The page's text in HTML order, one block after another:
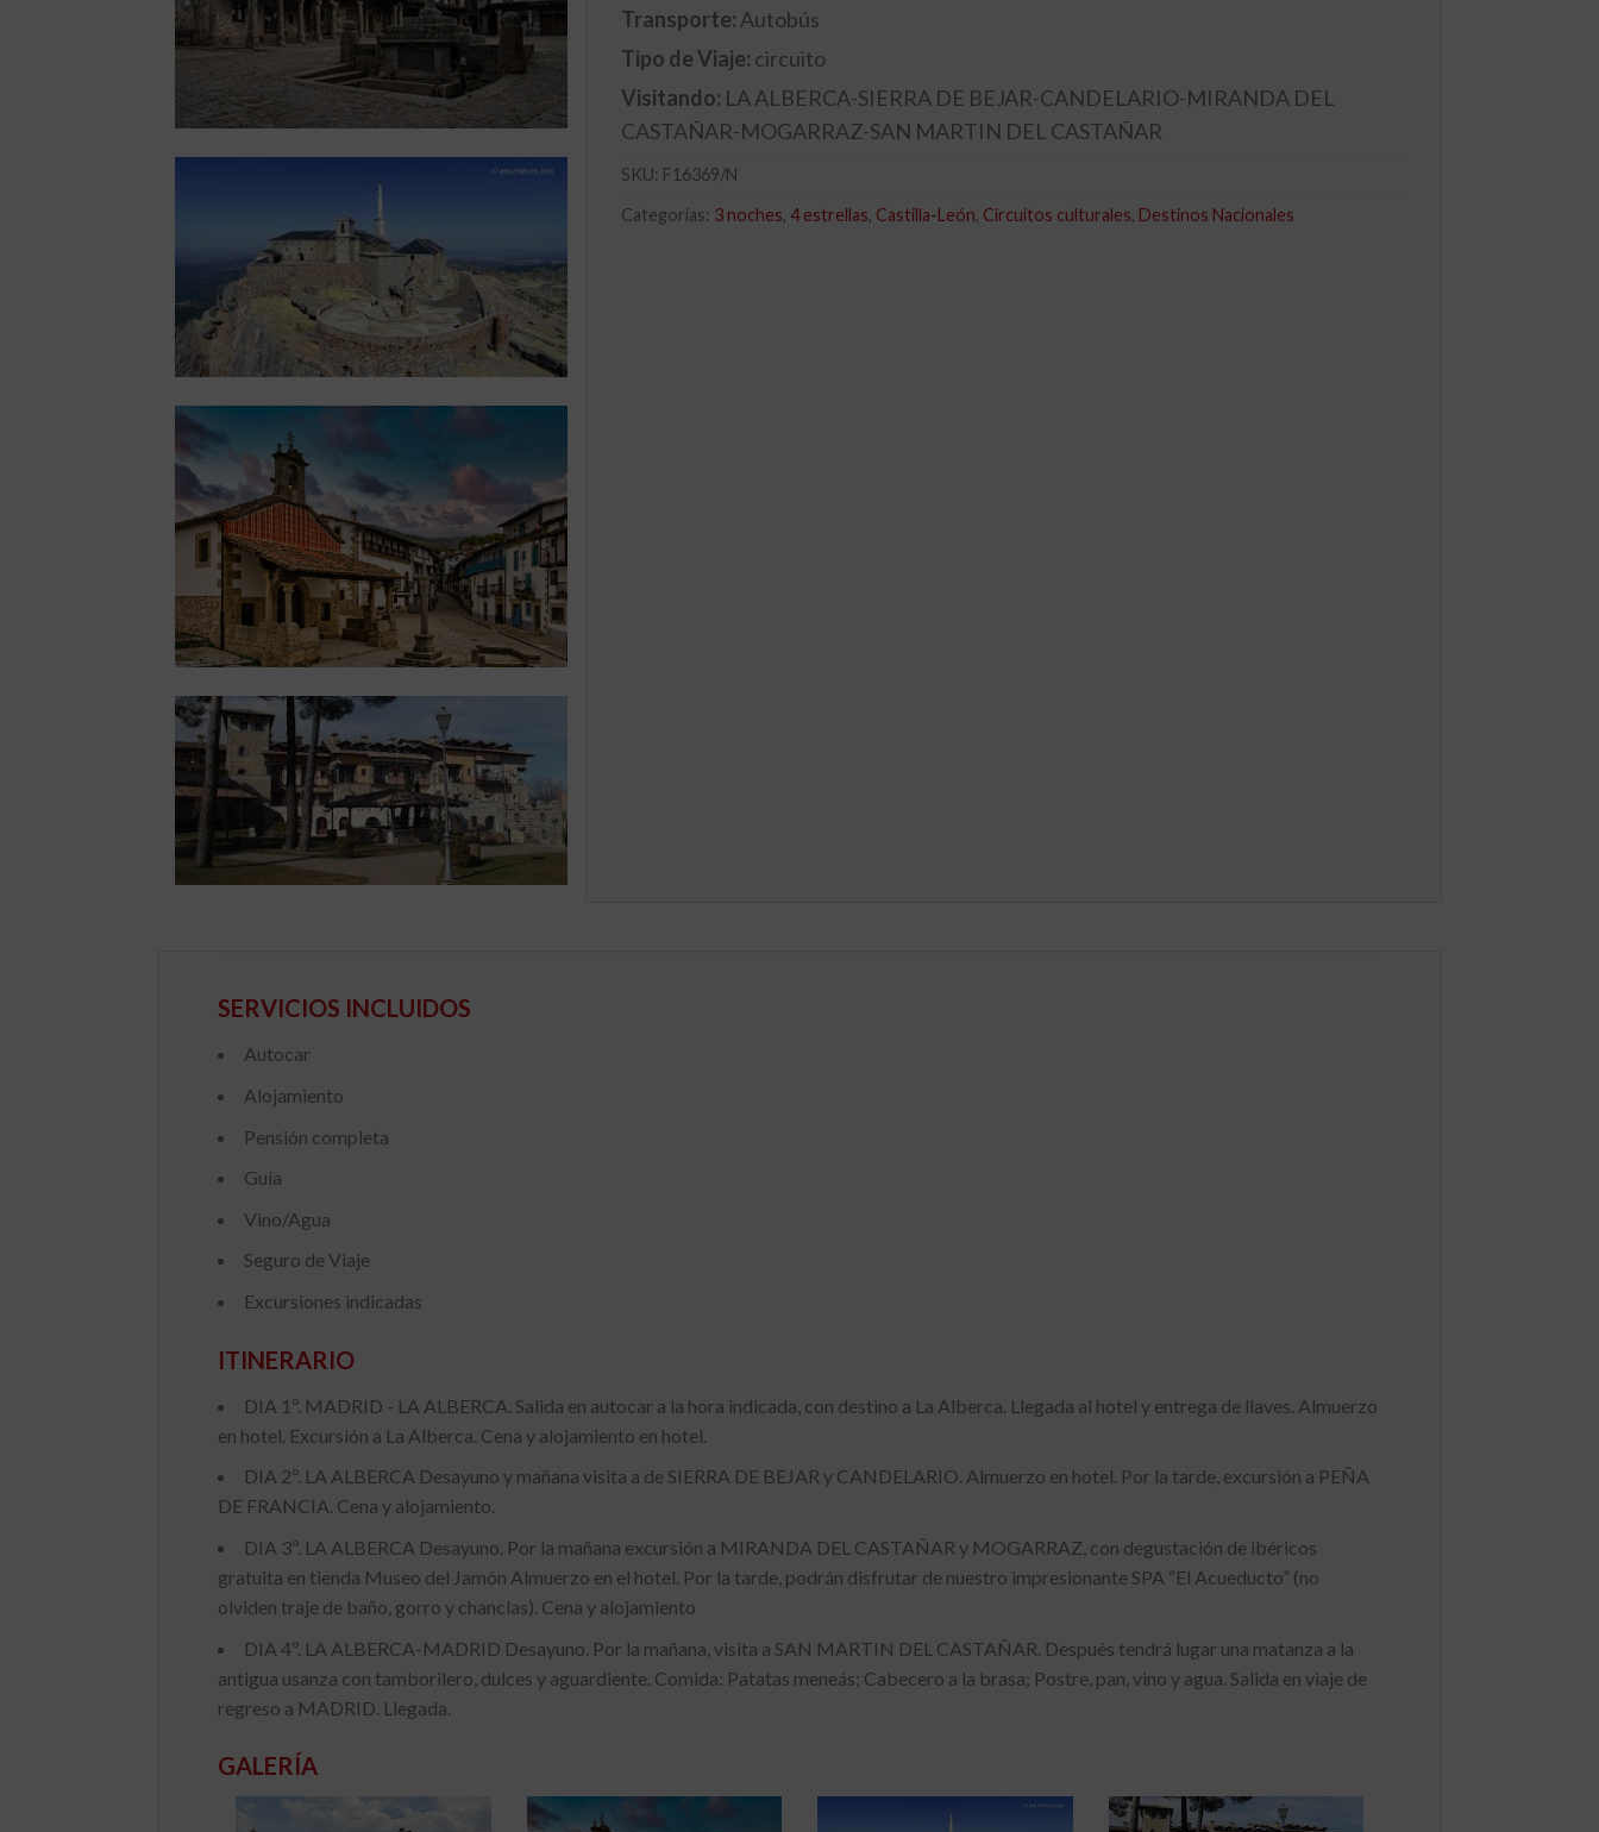
Transporte: Autobús
Tipo de Viaje: circuito
Visitando: LA ALBERCA-SIERRA DE BEJAR-CANDELARIO-MIRANDA DEL
CASTAÑAR-MOGARRAZ-SAN MARTIN DEL CASTAÑAR
SKU: F16369/N
Categorías: 3 noches, 4 estrellas, Castilla-León, Circuitos culturales, Destinos Nacionales
SERVICIOS INCLUIDOS
Autocar
Alojamiento
Pensión completa
Guía
Vino/Agua
Seguro de Viaje
Excursiones indicadas
ITINERARIO
DIA 1º. MADRID - LA ALBERCA. Salida en autocar a la hora indicada, con destino a La Alberca. Llegada al hotel y entrega de llaves. Almuerzo
en hotel. Excursión a La Alberca. Cena y alojamiento en hotel.
DIA 2º. LA ALBERCA Desayuno y mañana visita a de SIERRA DE BEJAR y CANDELARIO. Almuerzo en hotel. Por la tarde, excursión a PEÑA
DE FRANCIA. Cena y alojamiento.
DIA 3º. LA ALBERCA Desayuno. Por la mañana excursión a MIRANDA DEL CASTAÑAR y MOGARRAZ, con degustación de ibéricos
gratuita en tienda Museo del Jamón Almuerzo en el hotel. Por la tarde, podrán disfrutar de nuestro impresionante SPA “El Acueducto” (no
olviden traje de baño, gorro y chanclas). Cena y alojamiento
DIA 4º. LA ALBERCA-MADRID Desayuno. Por la mañana, visita a SAN MARTIN DEL CASTAÑAR. Después tendrá lugar una matanza a la
antigua usanza con tamborilero, dulces y aguardiente. Comida: Patatas meneás; Cabecero a la brasa; Postre, pan, vino y agua. Salida en viaje de
regreso a MADRID. Llegada.
GALERÍA